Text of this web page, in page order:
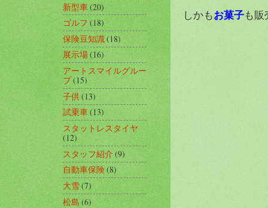
しかもお菓子も
新型車(20)
ゴルフ(18)
保険豆知識(18)
展示場(16)
アートスマイルグルー
プ(15)
子供(13)
試乗車(13)
スタットレスタイヤ
(12)
スタッフ紹介(9)
自動車保険(8)
大雪(7)
松島 (6)